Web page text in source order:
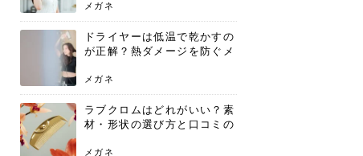
メガネ
ドライヤーは低温で乾かすの
が正解？熱ダメージを防ぐメ
メガネ
ラブクロムはどれがいい？素
材・形状の選び方と口コミの
メガネ